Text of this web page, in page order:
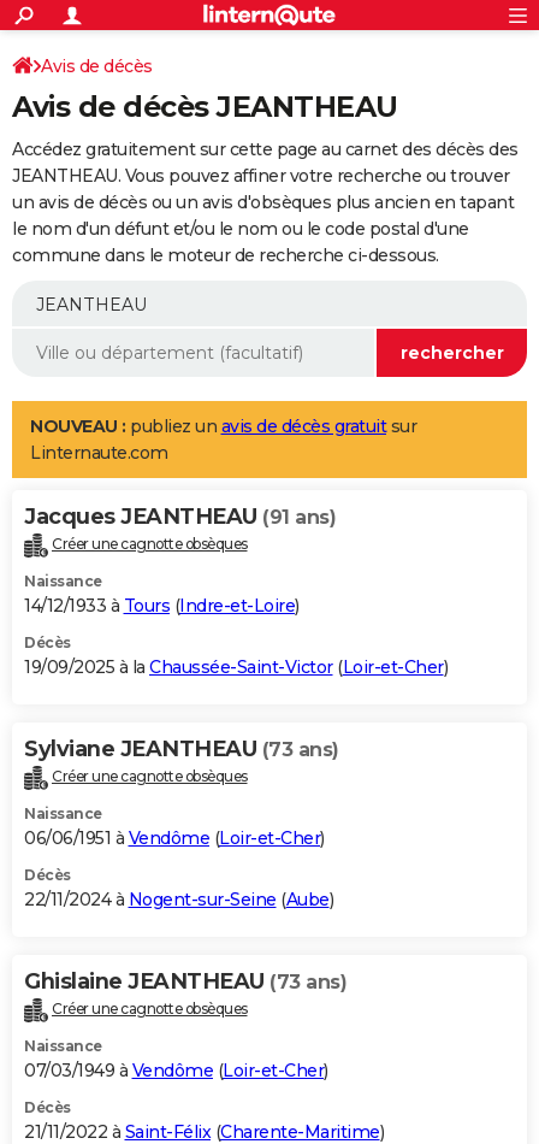
ACTUALITÉS
Politique
Société
Faits Divers
Education
Monde
Villes
+
SPORT
Coupe du monde 2026
Football
Tennis
Cyclisme
Rugby
Forum
Programme TV
TNT
Streaming
Cinéma
Sorties cinéma
Musique
+
FINANCE
Impôts
Immobilier
Risques naturels par ville
Banque
Assurance
Crédit
AUTO
Essais
Réserver un essai
Citadines
Berlines
SUV
Forum auto
+
Mobiles
Meilleur smartphone
Internet
Ordinateurs
Jeux vidéo
Guide high-tech
Aménagement intérieur
LIFESTYLE
Art de vivre
Bien-être
Loisirs
Mode
Modes de vie
Alimentation
Guide de la santé
Maladies
Médicaments
Sommeil
VOYAGE
Destinations
City break
Voyage nature
Voyage de noces
Forum
Climat
+PHOTO
GUIDES D'ACHAT
BONS PLANS
Carte de Noël
Carte Bonne année
Carte Saint-Valentin
Carte Pâques
Carte d'anniversaire
DICTIONNAIRE
Dictionnaire
Biographies
Citations
Expressions
Proverbes
PROGRAMME TV
S'inscrire
Se connecter
Lycées
Collèges
Primaires
Universités
Entreprises
Service militaire
Avis de recherche
AVIS DE DÉCÈS
Bricolage
Lifestyle
Culture
Sport
Auto
Television
Voyage
Cinema
Avis de décès
Avis de décès JEANTHEAU
Accédez gratuitement sur cette page au carnet des décès des
JEANTHEAU. Vous pouvez affiner votre recherche ou trouver
un avis de décès ou un avis d'obsèques plus ancien en tapant
le nom d'un défunt et/ou le nom ou le code postal d'une
commune dans le moteur de recherche ci-dessous.
NOUVEAU : publiez un avis de décès gratuitsur
Linternaute.com
Jacques JEANTHEAU (91 ans)
Créer une cagnotte obsèques
Naissance
14/12/1933 à Tours (Indre-et-Loire)
Décès
19/09/2025 à la Chaussée-Saint-Victor(Loir-et-Cher)
Sylviane JEANTHEAU (73 ans)
Créer une cagnotte obsèques
Naissance
06/06/1951 à Vendôme (Loir-et-Cher)
Décès
22/11/2024 à Nogent-sur-Seine (Aube)
Ghislaine JEANTHEAU (73 ans)
Créer une cagnotte obsèques
Naissance
07/03/1949 à Vendôme (Loir-et-Cher)
Décès
21/11/2022 à Saint-Félix(Charente-Maritime)